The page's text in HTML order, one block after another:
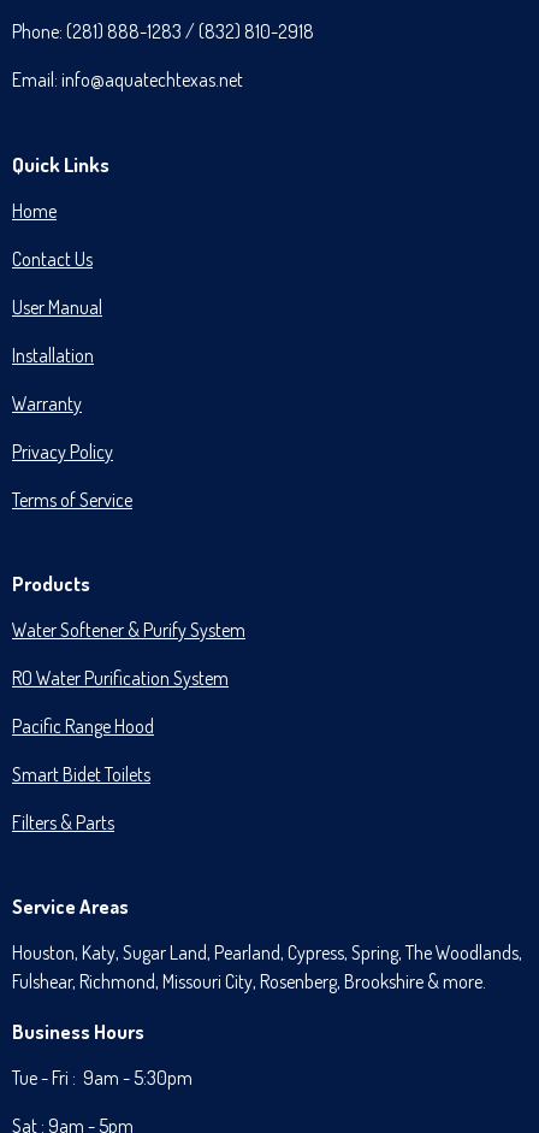
O
R
M
E
T
Phone: (281) 888-1283 / (832) 810-2918
Email: info@aquatechtexas.net
Quick Links
Home
Contact Us
User Manual
Installation
Warranty
Privacy Policy
Terms of Service
Products
Water Softener & Purify System
RO Water Purification System
Pacific Range Hood
Smart Bidet Toilets
Filters & Parts
Service Areas
Houston, Katy, Sugar Land, Pearland, Cypress, Spring, The Woodlands,
Fulshear, Richmond, Missouri City, Rosenberg, Brookshire & more.
Business Hours
Tue - Fri : 9am - 5:30pm
Sat : 9am - 5pm